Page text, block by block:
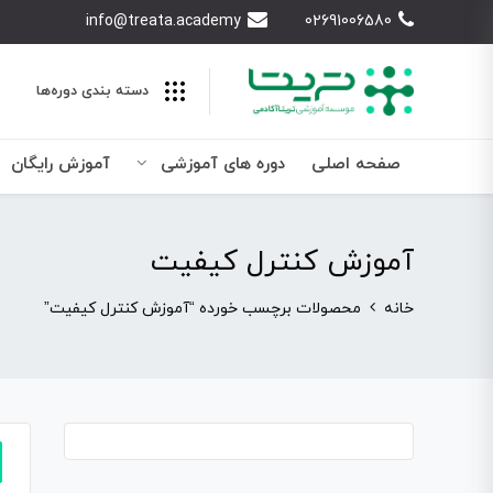
02691006580
info@treata.academy
دسته بندی‌ دوره‌ها
صفحه اصلی دوره های آموزشی آموزش رایگان
آموزش کنترل کیفیت
خانه محصولات برچسب خورده “آموزش کنترل کیفیت”